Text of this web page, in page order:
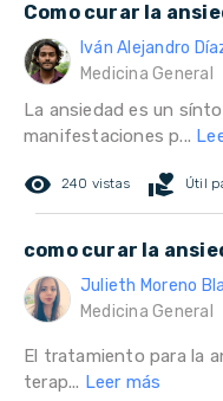
Como curar la
Iván Alejandro
Medicina General
La ansiedad es un
manifestaciones p...
remove_red_eye 240 vistas volunteer_activism Útil
como curar la
Julieth Moreno
Medicina General
El tratamiento para la
terap... Leer más